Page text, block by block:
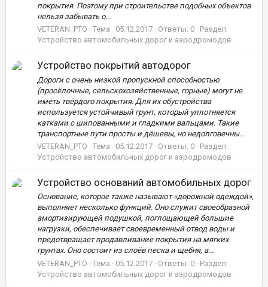
покрытия. Поэтому при строительстве подобных объектов
нельзя забывать о...
VETERAN_PTO
Тема 05.12.2017 Ответы: 0
Раздел:
Устройство автомобильных дорог и аэродромодов
Устройство покрытий автодорог
Дороги с очень низкой пропускной способностью
(просёлочные, сельскохозяйственные, горные) могут не
иметь твёрдого покрытия. Для их обустройства
используется устойчивый грунт, который уплотняется
катками с шипованными и гладкими вальцами. Такие
транспортные пути просты и дёшевы, но недолговечны...
VETERAN_PTO
Тема 05.12.2017 Ответы: 0
Раздел:
Устройство автомобильных дорог и аэродромодов
Устройство оснований автомобильных дорог
Основание, которое также называют «дорожной одеждой»,
выполняет несколько функций. Оно служит своеобразной
амортизирующей подушкой, поглощающей большие
нагрузки, обеспечивает своевременный отвод воды и
предотвращает продавливание покрытия на мягких
грунтах. Оно состоит из слоёв песка и щебня, а...
VETERAN_PTO
Тема 05.12.2017 Ответы: 0
Раздел:
Устройство автомобильных дорог и аэродромодов